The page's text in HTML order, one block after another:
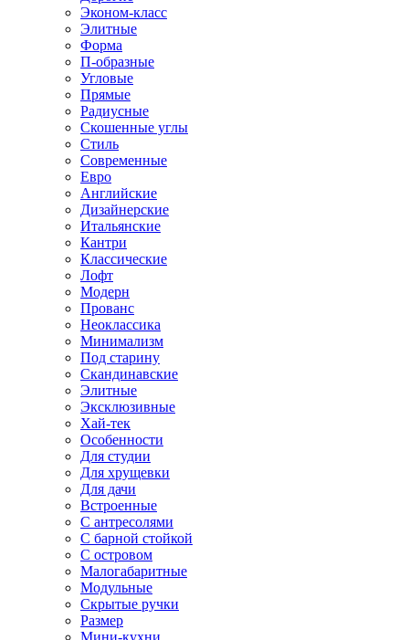
Эконом-класс
Элитные
Форма
П-образные
Угловые
Прямые
Радиусные
Скошенные углы
Стиль
Современные
Евро
Английские
Дизайнерские
Итальянские
Кантри
Классические
Лофт
Модерн
Прованс
Неоклассика
Минимализм
Под старину
Скандинавские
Элитные
Эксклюзивные
Хай-тек
Особенности
Для студии
Для хрущевки
Для дачи
Встроенные
С антресолями
С барной стойкой
С островом
Малогабаритные
Модульные
Скрытые ручки
Размер
Мини-кухни